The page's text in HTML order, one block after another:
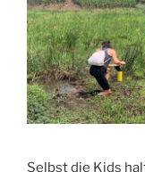
Selbst die Kids